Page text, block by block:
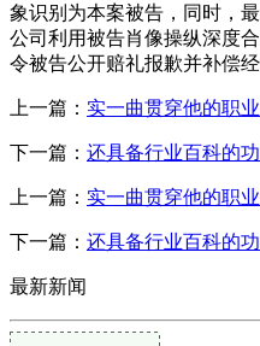
象识别为本案被告，同时，
公司利用被告肖像操纵深度
令被告公开赔礼报歉并补偿经
上一篇： 实一曲贯穿他的职
下一篇： 还具备行业百科的
上一篇： 实一曲贯穿他的职
下一篇： 还具备行业百科的
最新新闻